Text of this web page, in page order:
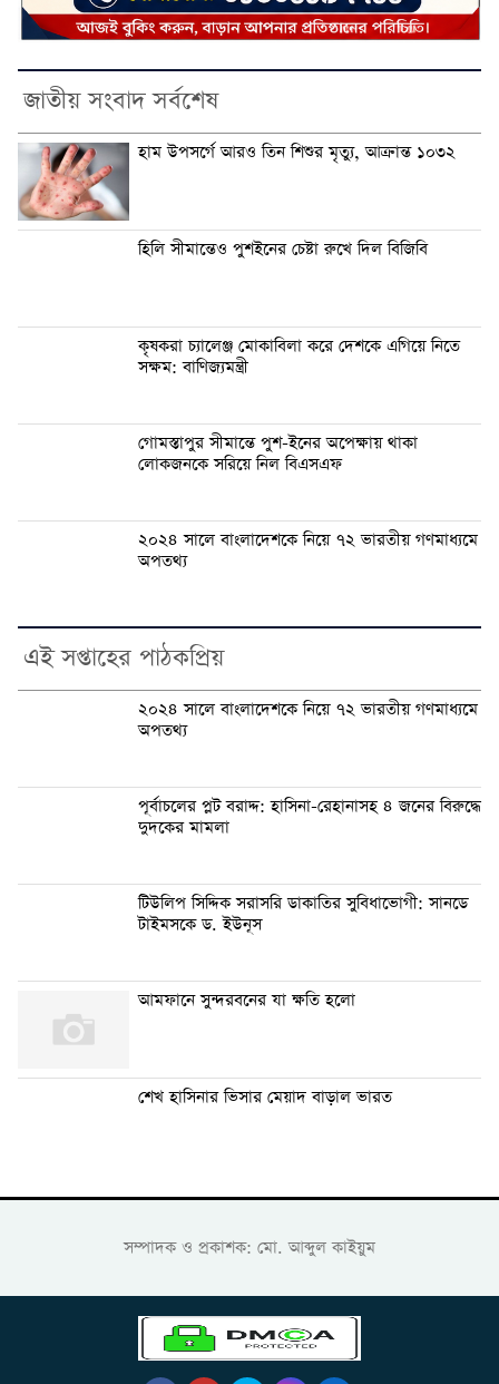
জাতীয় সংবাদ সর্বশেষ
হাম উপসর্গে আরও তিন শিশুর মৃত্যু, আক্রান্ত ১০৩২
হিলি সীমান্তেও পুশইনের চেষ্টা রুখে দিল বিজিবি
কৃষকরা চ্যালেঞ্জ মোকাবিলা করে দেশকে এগিয়ে নিতে
সক্ষম: বাণিজ্যমন্ত্রী
গোমস্তাপুর সীমান্তে পুশ-ইনের অপেক্ষায় থাকা
লোকজনকে সরিয়ে নিল বিএসএফ
২০২৪ সালে বাংলাদেশকে নিয়ে ৭২ ভারতীয় গণমাধ্যমে
অপতথ্য
এই সপ্তাহের পাঠকপ্রিয়
২০২৪ সালে বাংলাদেশকে নিয়ে ৭২ ভারতীয় গণমাধ্যমে
অপতথ্য
পূর্বাচলের প্লট বরাদ্দ: হাসিনা-রেহানাসহ ৪ জনের বিরুদ্ধে
দুদকের মামলা
টিউলিপ সিদ্দিক সরাসরি ডাকাতির সুবিধাভোগী: সানডে
টাইমসকে ড. ইউনূস
আমফানে সুন্দরবনের যা ক্ষতি হলো
শেখ হাসিনার ভিসার মেয়াদ বাড়াল ভারত
সম্পাদক ও প্রকাশক: মো. আব্দুল কাইয়ুম